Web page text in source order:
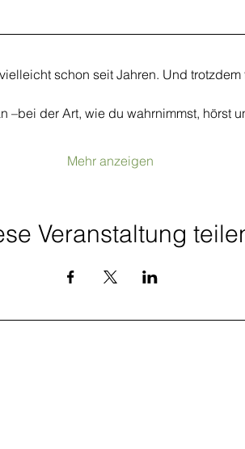
schon seit Jahren. Und
–bei der Art, wie du wahrnimmst, hörst
Mehr anzeigen
Veranstaltung